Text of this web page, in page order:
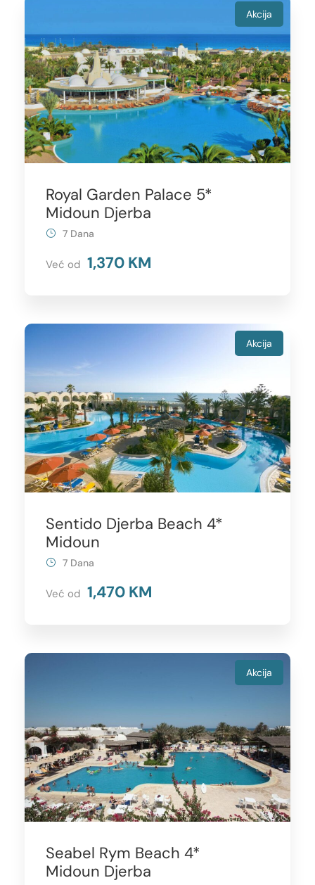
Akcija
Royal Garden Palace 5*
Midoun Djerba
Već od 1,370 KM
7 Dana
Akcija
Sentido Djerba Beach 4*
Midoun
Već od 1,470 KM
7 Dana
Akcija
Seabel Rym Beach 4*
Midoun Djerba